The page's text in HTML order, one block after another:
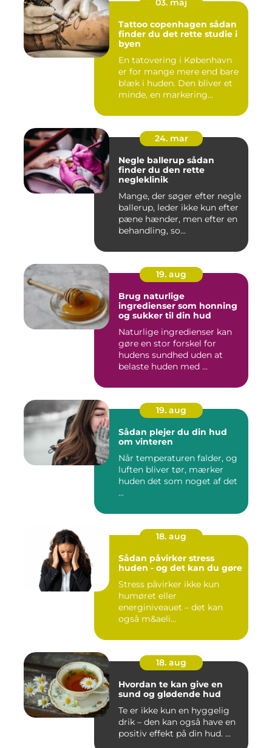
03. maj
Tattoo copenhagen sådan
finder du det rette studie i
byen
En tatovering i København
er for mange mere end bare
blæk i huden. Den bliver et
minde, en markering...
24. mar
Negle ballerup sådan
finder du den rette
negleklinik
Mange, der søger efter negle
ballerup, leder ikke kun efter
pæne hænder, men efter en
behandling, so...
19. aug
Brug naturlige
ingredienser som honning
og sukker til din hud
Naturlige ingredienser kan
gøre en stor forskel for
hudens sundhed uden at
belaste huden med ...
19. aug
Sådan plejer du din hud
om vinteren
Når temperaturen falder, og
luften bliver tør, mærker
huden det som noget af det
...
18. aug
Sådan påvirker stress
huden - og det kan du gøre
Stress påvirker ikke kun
humøret eller
energiniveauet – det kan
også m&aeli...
18. aug
Hvordan te kan give en
sund og glødende hud
Te er ikke kun en hyggelig
drik – den kan også have en
positiv effekt på din hud. ...